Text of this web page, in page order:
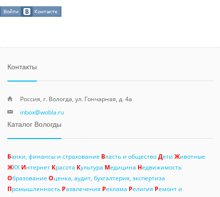
Контакты
Россия, г. Вологда, ул. Гончарная, д. 4а
inbox@wobla.ru
Каталог Вологды
Банки, финансы и страхование Власть и обществоДети Животные
ЖКХ Интернет Красота Культура Медицина Недвижимость
Образование Оценка, аудит, бухгалтерия, экспертиза
Промышленность Развлечения Реклама Религия Ремонт и